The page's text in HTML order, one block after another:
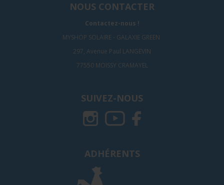
NOUS CONTACTER
Contactez-nous !
MYSHOP SOLAIRE - GALAXIE GREEN
297, Avenue Paul LANGEVIN
77550 MOISSY CRAMAYEL
SUIVEZ-NOUS
ADHÉRENTS